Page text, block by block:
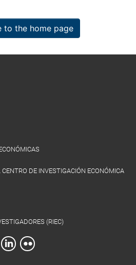
to the home page
DE INVESTIGACIÓN ECONÓMICA
(RIEC)